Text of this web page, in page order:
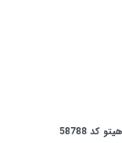
58788